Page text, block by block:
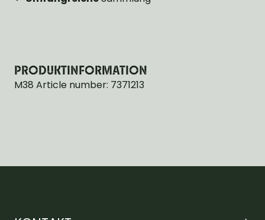
PRODUKTINFORMATION
M38 Article number: 7371213